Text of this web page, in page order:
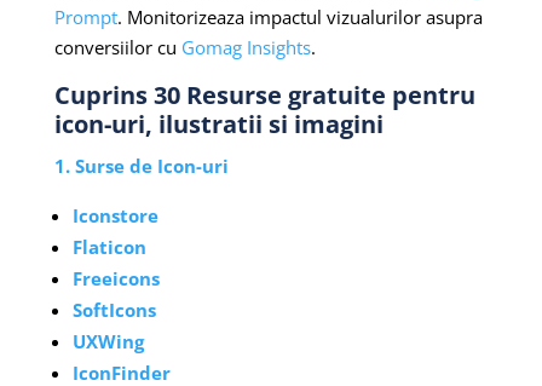
Prompt. Monitorizeaza impactul vizualurilor asupra
conversiilor cu Gomag Insights.
Cuprins 30 Resurse gratuite pentru
icon-uri, ilustratii si imagini
1. Surse de Icon-uri
Iconstore
Flaticon
Freeicons
SoftIcons
UXWing
IconFinder